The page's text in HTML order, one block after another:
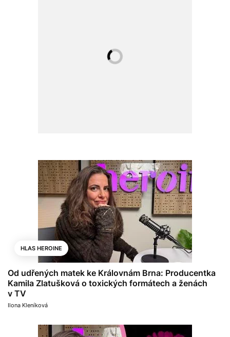
HLAS HEROINE
Od udřených matek ke Královnám Brna: Producentka
Kamila Zlatušková o toxických formátech a ženách
v TV
Ilona Kleníková